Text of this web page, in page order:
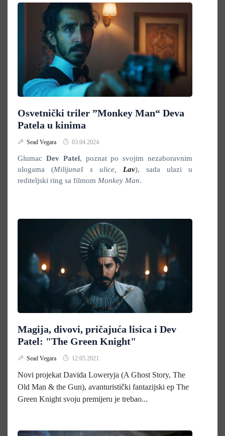
Osvetnički triler ”Monkey Man“ Deva
Patela u kinima
Sead Vegara 03.04.2024.
Glumac Dev Patel, poznat po svojim nezaboravnim
ulogama (Milijunaš s ulice, Lav), sada ulazi u
rediteljski ring sa filmom Monkey Man.
Magija, divovi, pričajuća lisica i Dev
Patel: "The Green Knight"
Sead Vegara 12.05.2021.
Novi projekat Davida Loweryja (A Ghost Story, The
Old Man & the Gun), avanturistički fantazijski ep The
Green Knight svoju premijeru je trebao...